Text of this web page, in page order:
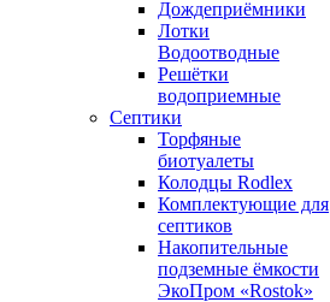
Дождеприёмники
Лотки
Водоотводные
Решётки
водоприемные
Септики
Торфяные
биотуалеты
Колодцы Rodlex
Комплектующие для
септиков
Накопительные
подземные ёмкости
ЭкоПром «Rostok»